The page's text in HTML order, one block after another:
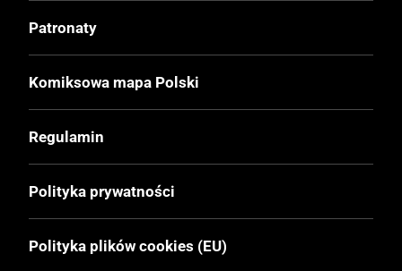
Wydawca Oryginalny
Data Wydania
17.08.2011
Wydanie
Patronaty
Komiksowa mapa Polski
Regulamin
Polityka prywatności
Polityka plików cookies (EU)